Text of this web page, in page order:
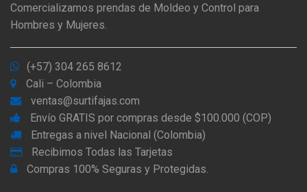
Comercializamos prendas de Moldeo y Control para
Hombres y Mujeres.
(+57) 304 265 8612
Cali – Colombia
ventas@surtifajas.com
Envío GRATIS por compras desde $100.000 (COP)
Entregas a nivel Nacional (Colombia)
Recibimos Todas las Tarjetas
Compras 100% Seguras y Protegidas.